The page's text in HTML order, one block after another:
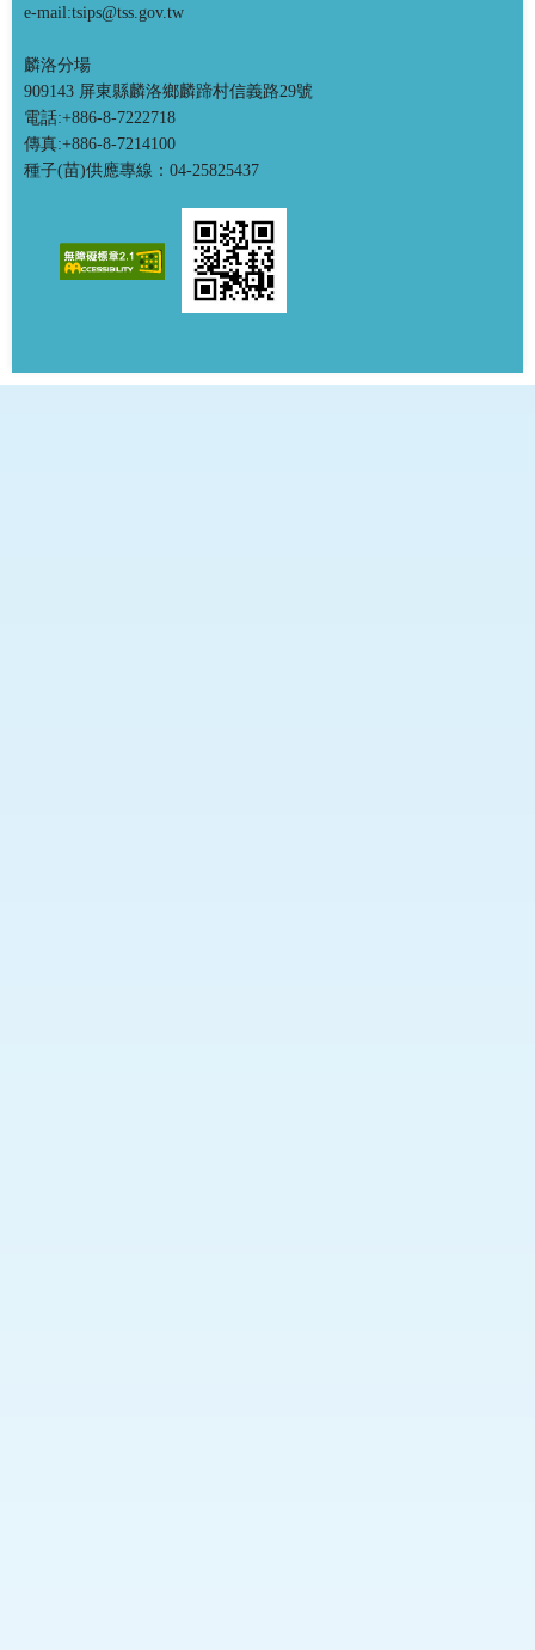
e-mail:tsips@tss.gov.tw
麟洛分場
909143 屏東縣麟洛鄉麟蹄村信義路29號
電話:+886-8-7222718
傳真:+886-8-7214100
種子(苗)供應專線：04-25825437